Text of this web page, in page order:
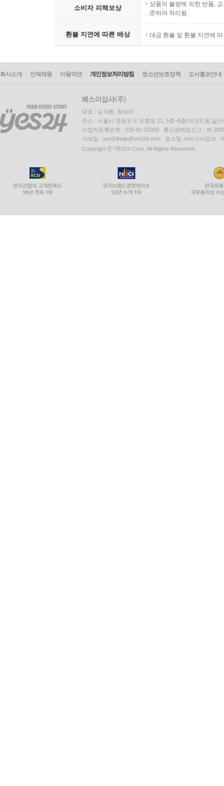
소비자 피해보상
상품의 불량에 의한 반품,
준하여 처리됨
환불 지연에 따른 배상 대금 환불 및 환불 지연에
회사소개 인재채용 이용약관 개인정보처리방침 청소년보호정책 도서홍보안내
대표 : 김석환, 최세라
주소 : 서울시 영등포구 은행로 11, 5층~6층(여의도동,일신
사업자등록번호 : 229-81-37000 통신판매업신고 : 제
이메일 : yes24help@yes24.com 호스팅 서비스사업자 :
Copyright ⓒ YES24 Corp. All Rights Reserved.